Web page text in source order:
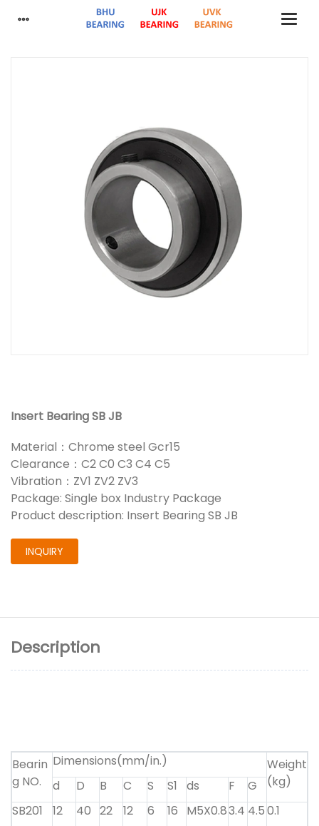
Insert Bearing SB JB
Material：Chrome steel Gcr15
Clearance：C2 C0 C3 C4 C5
Vibration：ZV1 ZV2 ZV3
Package: Single box Industry Package
Product description: Insert Bearing SB JB
INQUIRY
Description
Bearin
g NO.
Dimensions(mm/in.)
Weight
(kg)
d D B C S S1 ds F
G
SB201
12 40 22 12 6 16 M5X0.83.4 4.50.1